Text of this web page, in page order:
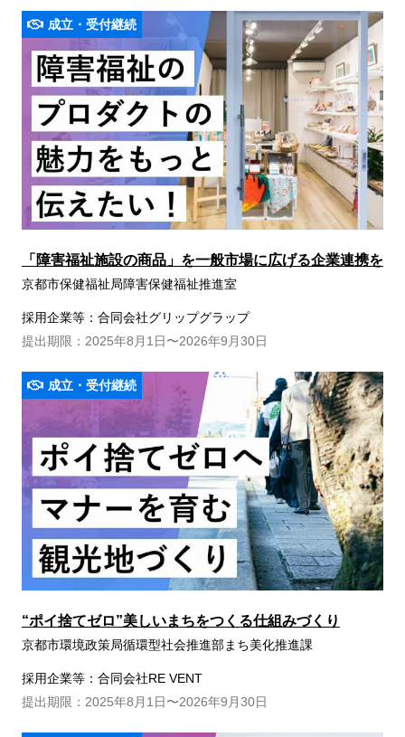
成立・受付継続
「障害福祉施設の商品」を一般市場に広げる企業連携を
京都市保健福祉局障害保健福祉推進室
採用企業等：合同会社グリップグラップ
提出期限：2025年8月1日〜2026年9月30日
成立・受付継続
“ポイ捨てゼロ”美しいまちをつくる仕組みづくり
京都市環境政策局循環型社会推進部まち美化推進課
採用企業等：合同会社RE VENT
提出期限：2025年8月1日〜2026年9月30日